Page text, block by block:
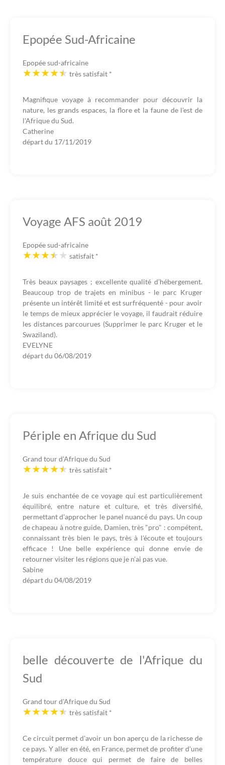
Epopée Sud-Africaine
Epopée sud-africaine
très satisfait *
Magnifique voyage à recommander pour découvrir la
nature, les grands espaces, la flore et la faune de l'est de
l'Afrique du Sud.
Catherine
départ du 17/11/2019
Voyage AFS août 2019
Epopée sud-africaine
satisfait *
Très beaux paysages ; excellente qualité d’hébergement.
Beaucoup trop de trajets en minibus - le parc Kruger
présente un intérêt limité et est surfréquenté - pour avoir
le temps de mieux apprécier le voyage, il faudrait réduire
les distances parcourues (Supprimer le parc Kruger et le
Swaziland).
EVELYNE
départ du 06/08/2019
Périple en Afrique du Sud
Grand tour d'Afrique du Sud
très satisfait *
Je suis enchantée de ce voyage qui est particulièrement
équilibré, entre nature et culture, et très diversifié,
permettant d'approcher le panel nuancé du pays. Un coup
de chapeau à notre guide, Damien, très "pro" : compétent,
connaissant très bien le pays, très à l'écoute et toujours
efficace ! Une belle expérience qui donne envie de
retourner visiter les régions que je n'ai pas vue.
Sabine
départ du 04/08/2019
belle découverte de l'Afrique du
Sud
Grand tour d'Afrique du Sud
très satisfait *
Ce circuit permet d'avoir un bon aperçu de la richesse de
ce pays. Y aller en été, en France, permet de profiter d'une
température douce qui permet de faire de belles